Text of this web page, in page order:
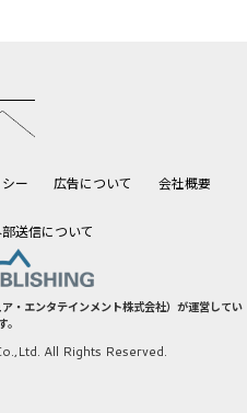
ー 広告について 会社概要
送信について
・エンタテインメント株式会社）が運営してい
。
All Rights Reserved.